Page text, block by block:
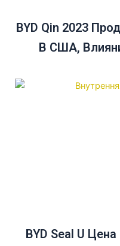
BYD Qin 2023
В США,
BYD Seal U